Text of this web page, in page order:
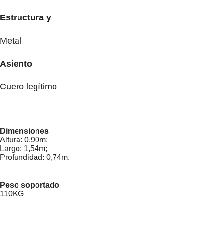
Estructura y
Metal
Asiento
Cuero legítimo
Dimensiones
Altura: 0,90m;
Largo: 1,54m;
Profundidad: 0,74m.
Peso soportado
110KG